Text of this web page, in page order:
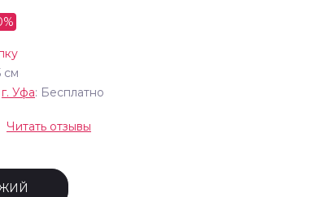
%
см
г. Уфа: Бесплатно
Читать отзывы